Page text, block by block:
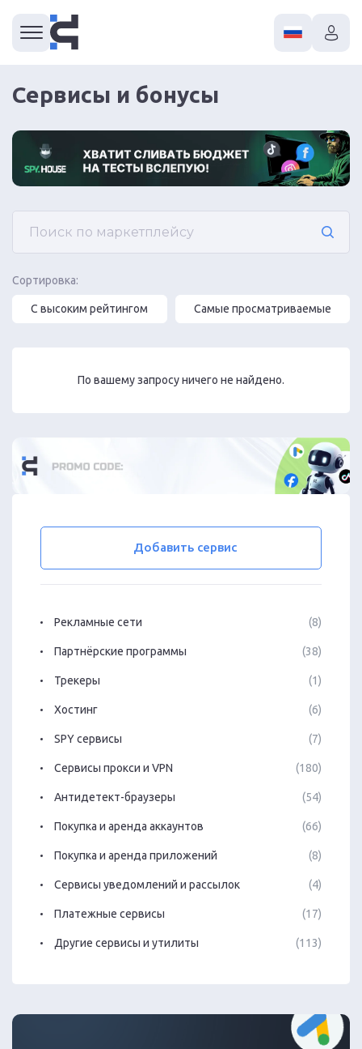
Сервисы и бонусы
Сортировка:
С высоким рейтингом Самые просматриваемые
По вашему запросу ничего не найдено.
Добавить сервис
Рекламные сети (8)
Партнёрские программы (38)
Трекеры (1)
Хостинг (6)
SPY сервисы (7)
Сервисы прокси и VPN (180)
Антидетект-браузеры (54)
Покупка и аренда аккаунтов (66)
Покупка и аренда приложений (8)
Сервисы уведомлений и рассылок (4)
Платежные сервисы (17)
Другие сервисы и утилиты (113)